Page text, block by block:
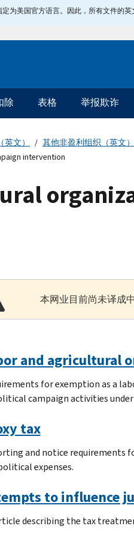
为美国官方语言。因此，所有文件的英
除 表格 举报欺诈
文） 其他非盈利组织（英文）
intervention
本网业目前尚未译成
and agricultural
for exemption as a
campaign activities
tax
and notice requirements
expenses.
to influence
describing the tax